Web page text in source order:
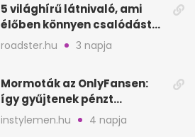
5 világhírű látnivaló, ami
élőben könnyen csalódást
okozhat
roadster.hu 3 napja
Mormoták az OnlyFansen:
így gyűjtenek pénzt
amerikai kutatók
instylemen.hu 4 napja